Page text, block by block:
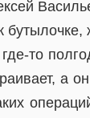
то
а